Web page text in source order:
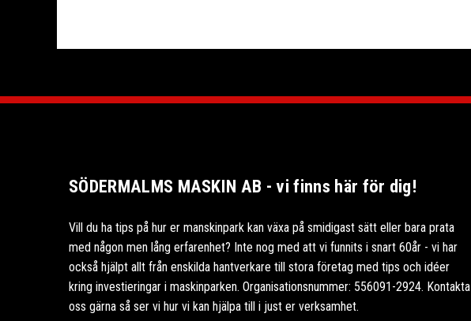
SÖDERMALMS MASKIN AB - vi finns här för dig!
Vill du ha tips på hur er manskinpark kan växa på smidigast sätt eller bara prata
med någon men lång erfarenhet? Inte nog med att vi funnits i snart 60år - vi har
också hjälpt allt från enskilda hantverkare till stora företag med tips och idéer
kring investieringar i maskinparken. Organisationsnummer: 556091-2924. Kontakta
oss gärna så ser vi hur vi kan hjälpa till i just er verksamhet.